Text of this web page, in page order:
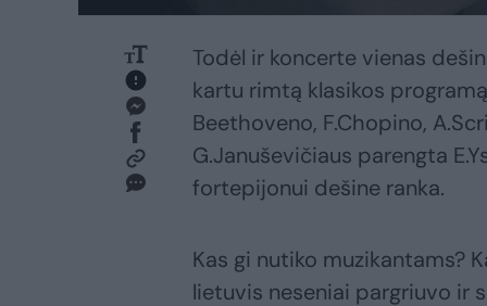
Todėl ir koncerte vienas
kartu rimtą klasikos
Beethoveno, F.Chopino,
G.Januševičiaus parengta
fortepijonui dešine ranka.
Kas gi nutiko muzikantams?
lietuvis neseniai pargriuvo ir